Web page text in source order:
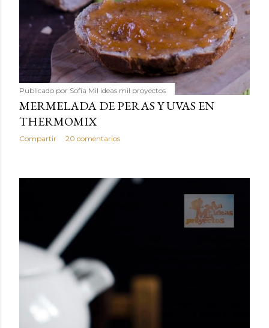
Publicado por Sofía Mil ideas mil proyectos
MERMELADA DE PERAS Y UVAS EN
THERMOMIX
Compartir 20 comentarios